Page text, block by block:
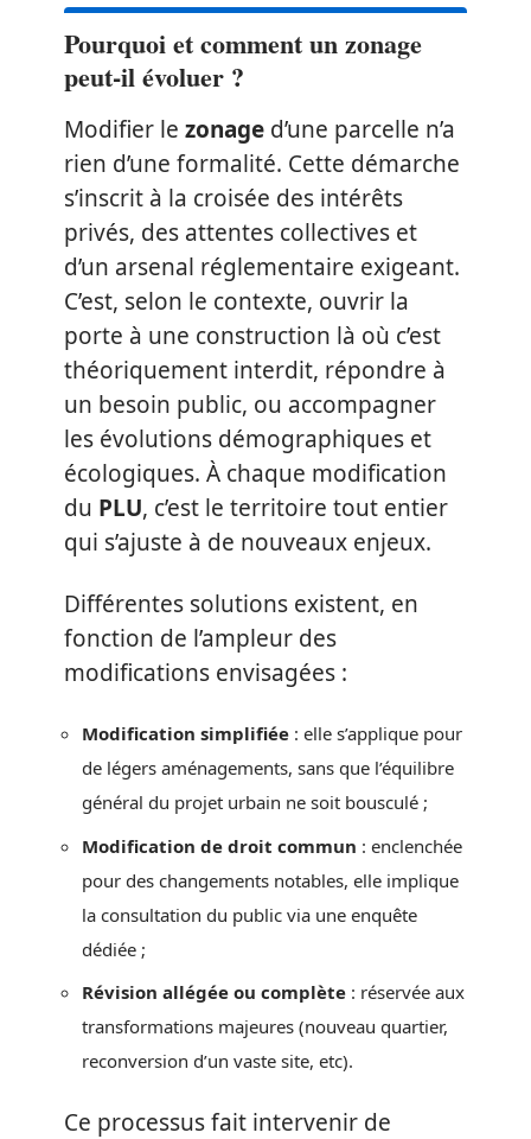
Pourquoi et comment un zonage
peut-il évoluer ?
Modifier le zonage d’une parcelle n’a
rien d’une formalité. Cette démarche
s’inscrit à la croisée des intérêts
privés, des attentes collectives et
d’un arsenal réglementaire exigeant.
C’est, selon le contexte, ouvrir la
porte à une construction là où c’est
théoriquement interdit, répondre à
un besoin public, ou accompagner
les évolutions démographiques et
écologiques. À chaque modification
du PLU, c’est le territoire tout entier
qui s’ajuste à de nouveaux enjeux.
Différentes solutions existent, en
fonction de l’ampleur des
modifications envisagées :
Modification simplifiée : elle s’applique pour
de légers aménagements, sans que l’équilibre
général du projet urbain ne soit bousculé ;
Modification de droit commun : enclenchée
pour des changements notables, elle implique
la consultation du public via une enquête
dédiée ;
Révision allégée ou complète : réservée aux
transformations majeures (nouveau quartier,
reconversion d’un vaste site, etc).
Ce processus fait intervenir de